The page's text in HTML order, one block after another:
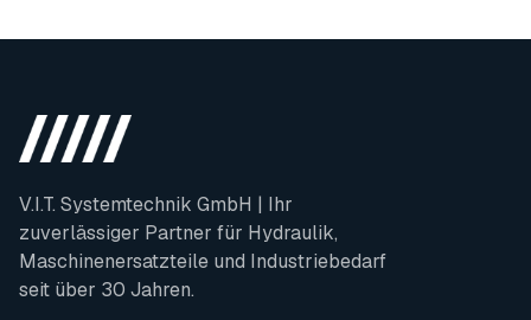
V.I.T. Systemtechnik GmbH | Ihr
zuverlässiger Partner für Hydraulik,
Maschinenersatzteile und Industriebedarf
seit über 30 Jahren.